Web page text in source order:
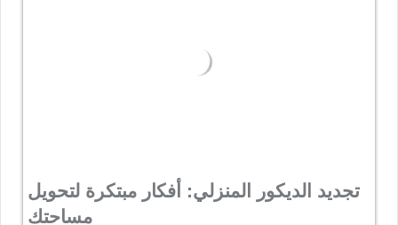
تجديد الديكور المنزلي: أفكار مبتكرة لتحويل
مساحتك